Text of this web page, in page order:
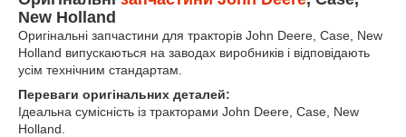
New Holland
Оригінальні запчастини для тракторів John Deere, Case, New
Holland випускаються на заводах виробників і відповідають
усім технічним стандартам.
Переваги оригінальних деталей:
Ідеальна сумісність із тракторами John Deere, Case, New
Holland.